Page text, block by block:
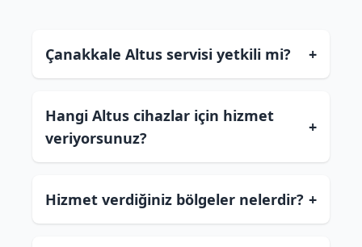
Çanakkale Altus servisi yetkili mi? +
Hangi Altus cihazlar için hizmet
veriyorsunuz?
+
Hizmet verdiğiniz bölgeler nelerdir? +